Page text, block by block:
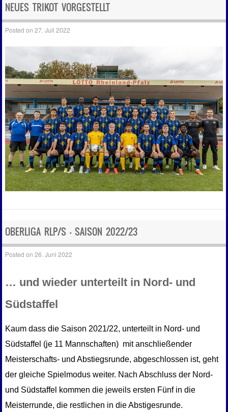
NEUES TRIKOT VORGESTELLT
Posted on27. Juli 2022
OBERLIGA RLP/S – SAISON 2022/23
Posted on26. Juni 2022
… und wieder unterteilt in Nord- und
Südstaffel
Kaum dass die Saison 2021/22, unterteilt in Nord- und
Südstaffel (je 11 Mannschaften) mit anschließender
Meisterschafts- und Abstiegsrunde, abgeschlossen ist, geht
der gleiche Spielmodus weiter. Nach Abschluss der Nord-
und Südstaffel kommen die jeweils ersten Fünf in die
Meisterrunde, die restlichen in die Abstigesrunde.